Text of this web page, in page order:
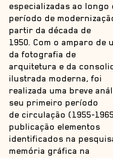
especializadas ao longo
período de
partir da década de
1950. Com o amparo
da fotografia de
arquitetura e da
ilustrada moderna, foi
realizada uma breve
seu primeiro período
de circulação (1955-
publicação elementos
identificados na
memória gráfica na